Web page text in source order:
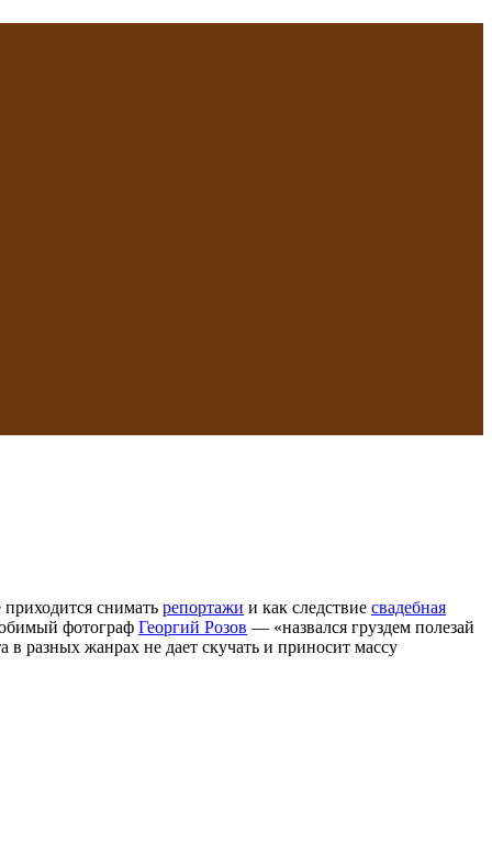
снимать репортажи и как следствие свадебная
фотограф Георгий Розов — «назвался груздем полезай
в разных жанрах не дает скучать и приносит массу